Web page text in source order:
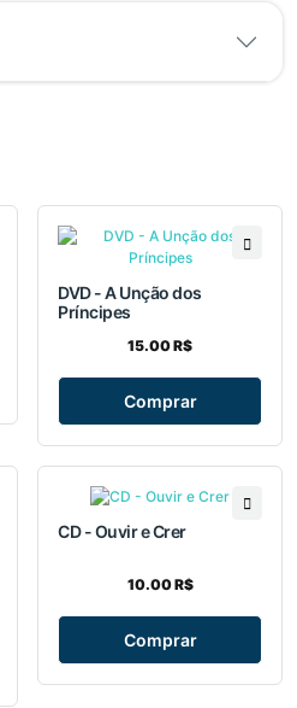
DVD - A Unção dos
Príncipes
15.00 R$
Comprar
CD - Ouvir e Crer
10.00 R$
Comprar